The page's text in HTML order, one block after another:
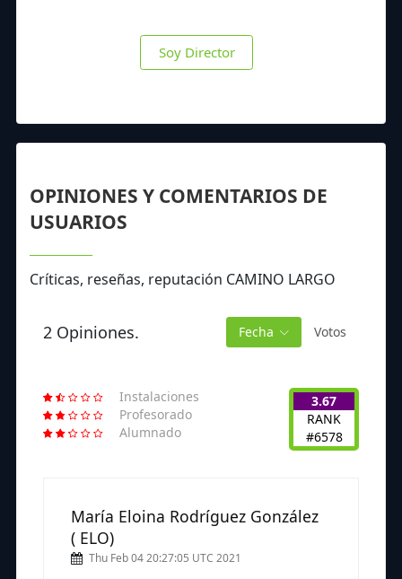
Soy Director
OPINIONES Y COMENTARIOS DE
USUARIOS
Críticas, reseñas, reputación CAMINO LARGO
2 Opiniones. Fecha Votos
Instalaciones
Profesorado
Alumnado
3.67
RANK
#6578
María Eloina Rodríguez González
( ELO)
Thu Feb 04 20:27:05 UTC 2021